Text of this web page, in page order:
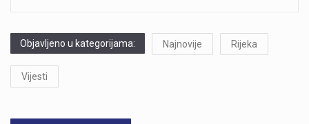
Objavljeno u kategorijama: Najnovije Rijeka
Vijesti